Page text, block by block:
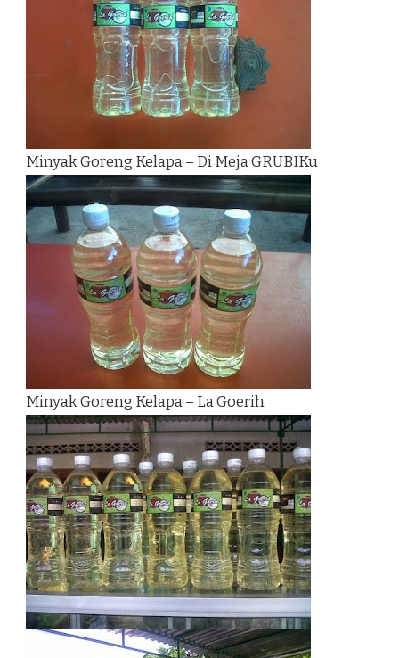
Minyak Goreng Kelapa – Di Meja GRUBIKu
Minyak Goreng Kelapa – La Goerih